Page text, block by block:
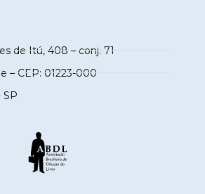
de Itú, 408 – conj. 71
– CEP: 01223-000
SP